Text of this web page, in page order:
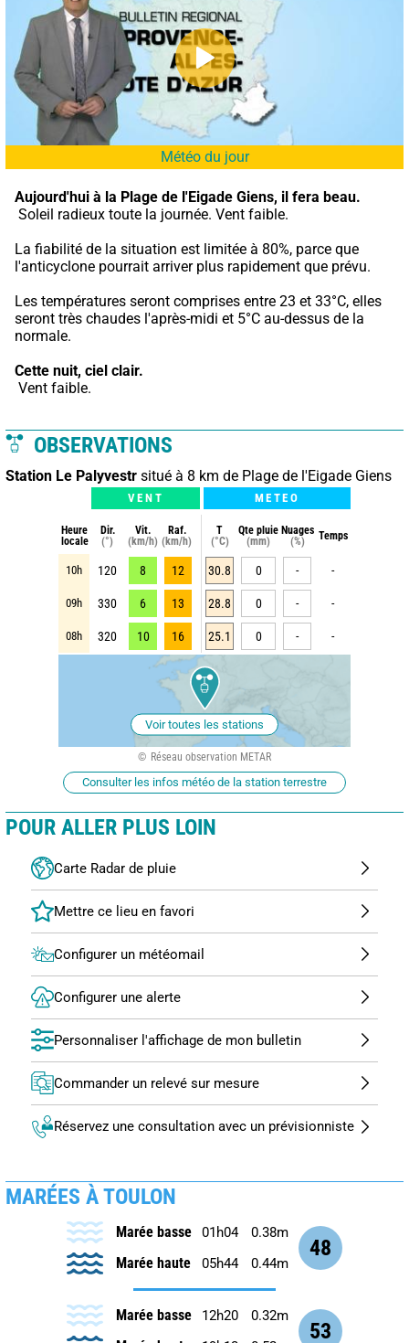
Météo du jour
Aujourd'hui à la Plage de l'Eigade Giens, il fera beau.
Soleil radieux toute la journée. Vent faible.
La fiabilité de la situation est limitée à 80%, parce que
l'anticyclone pourrait arriver plus rapidement que prévu.
Les températures seront comprises entre 23 et 33°C, elles
seront très chaudes l'après-midi et 5°C au-dessus de la
normale.
Cette nuit, ciel clair.
Vent faible.
OBSERVATIONS
Station Le Palyvestr situé à 8 km de Plage de l'Eigade Giens
VENT METEO
Heure
locale
Dir.
(°)
Vit.
(km/h)
Raf.
(km/h)
T
(°C)
Qte pluie
(mm)
Nuages
(%)
Temps
10h 120 8 12 30.8 0 - -
09h 330 6 13 28.8 0 - -
08h 320 10 16 25.1 0 - -
Voir toutes les stations
Réseau observation METAR
Consulter les infos météo de la station terrestre
POUR ALLER PLUS LOIN
Carte Radar de pluie
Configurer un météomail
Configurer une alerte
Personnaliser l'affichage de mon bulletin
Commander un relevé sur mesure
Réservez une consultation avec un prévisionniste
MARÉES À TOULON
48
Marée basse 01h04 0.38m
Marée haute 05h44 0.44m
53
Marée basse 12h20 0.32m